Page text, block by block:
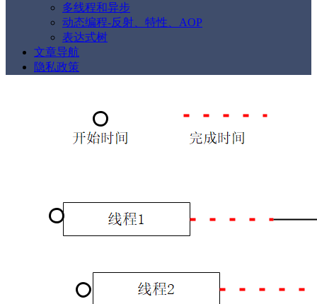
多线程和异步
动态编程-反射、特性、AOP
表达式树
文章导航
隐私政策